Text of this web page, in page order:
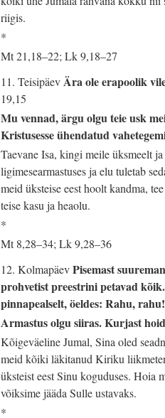
riigis.
*
Mt 21,18–22; Lk 9,18–27
11. TeisipäevÄra ole erapoolik
19,15
Mu vennad, ärgu olgu teie usk
Kristusesse ühendatud
Taevane Isa, kingi meile üksmeelt
ligimesearmastuses ja elu tuletab
meid üksteise eest hoolt kandma,
teise kasu ja heaolu.
*
Mt 8,28–34; Lk 9,28–36
12. KolmapäevPisemast
prohvetist preestrini petavad
pinnapealselt, öeldes: Rahu,
Armastus olgu siiras. Kurjast
Kõigeväeline Jumal, Sina oled
meid kõiki läkitanud Kiriku
üksteist eest Sinu koguduses. Hoia
võiksime jääda Sulle ustavaks.
*